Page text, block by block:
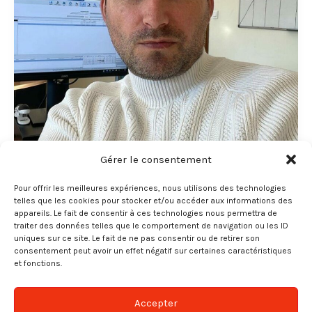
Gérer le consentement
Pour offrir les meilleures expériences, nous utilisons des technologies
telles que les cookies pour stocker et/ou accéder aux informations des
appareils. Le fait de consentir à ces technologies nous permettra de
traiter des données telles que le comportement de navigation ou les ID
uniques sur ce site. Le fait de ne pas consentir ou de retirer son
consentement peut avoir un effet négatif sur certaines caractéristiques
et fonctions.
Accepter
Marque Employeur,Nos équipes
RENCONTREZ RAPHAEL KIRSTETTER
!
Cookies et confidentialité
Nous utilisons des cookies sur notre site web pour vous